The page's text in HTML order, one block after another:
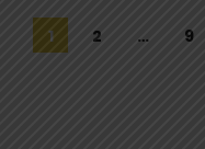
Bejegyzések
1 2 … 9